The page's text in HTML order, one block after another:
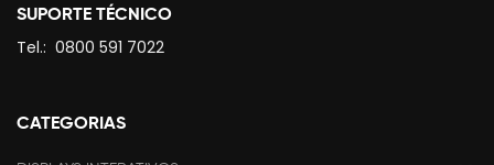
SUPORTE TÉCNICO
Tel.: 0800 591 7022
CATEGORIAS